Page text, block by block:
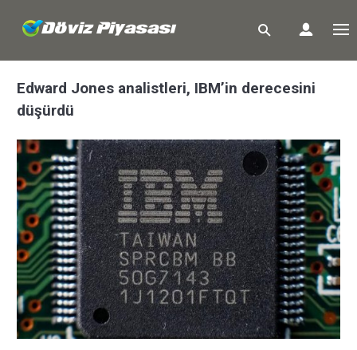
Edward Jones analistleri, IBM’in derecesini
düşürdü